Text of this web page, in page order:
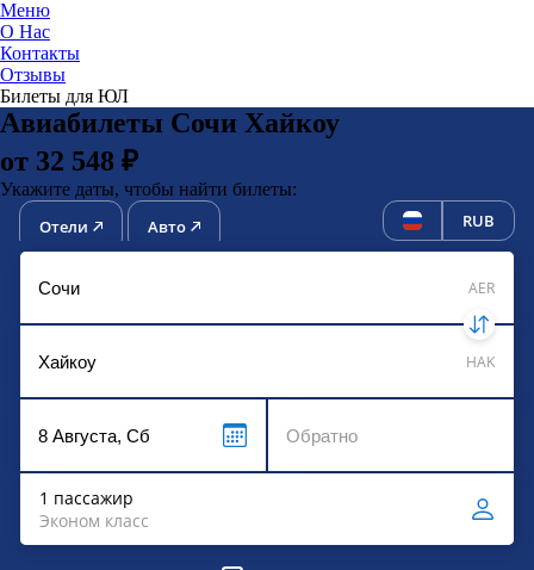
Меню
О Нас
Контакты
Отзывы
Билеты для ЮЛ
Авиабилеты Сочи Хайкоу
от 32 548 ₽
Укажите даты, чтобы найти билеты:
Отели Авто RUB
AER
HAK
1 пассажир
Эконом класс